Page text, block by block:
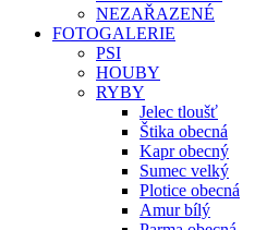
NEZAŘAZENÉ
FOTOGALERIE
PSI
HOUBY
RYBY
Jelec tloušť
Štika obecná
Kapr obecný
Sumec velký
Plotice obecná
Amur bílý